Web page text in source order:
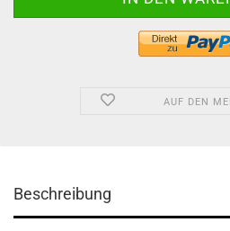
AUF DEN
Beschreibung